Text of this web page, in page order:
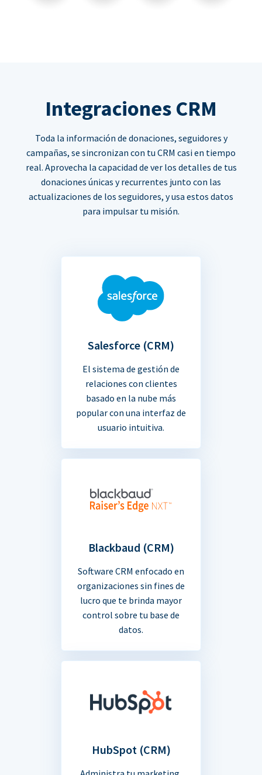
Integraciones CRM
Toda la información de donaciones, seguidores y
campañas, se sincronizan con tu CRM casi en tiempo
real. Aprovecha la capacidad de ver los detalles de tus
donaciones únicas y recurrentes junto con las
actualizaciones de los seguidores, y usa estos datos
para impulsar tu misión.
Salesforce (CRM)
El sistema de gestión de
relaciones con clientes
basado en la nube más
popular con una interfaz de
usuario intuitiva.
Blackbaud (CRM)
Software CRM enfocado en
organizaciones sin fines de
lucro que te brinda mayor
control sobre tu base de
datos.
HubSpot (CRM)